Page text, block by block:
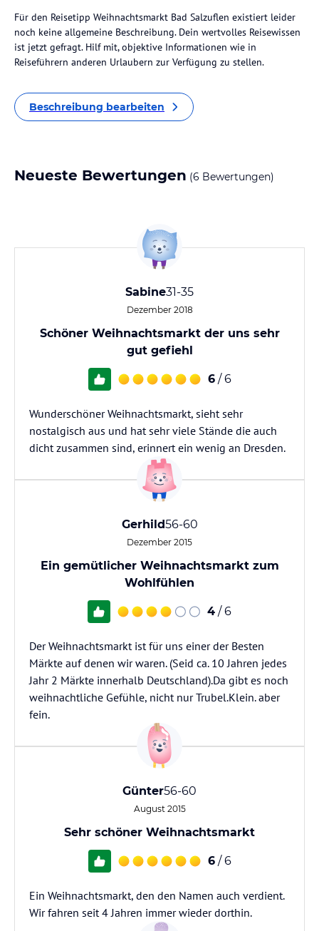
Für den Reisetipp Weihnachtsmarkt Bad Salzuflen existiert leider
noch keine allgemeine Beschreibung. Dein wertvolles Reisewissen
ist jetzt gefragt. Hilf mit, objektive Informationen wie in
Reiseführern anderen Urlaubern zur Verfügung zu stellen.
Beschreibung bearbeiten
Neueste Bewertungen (6 Bewertungen)
Sabine31-35
Dezember 2018
Schöner Weihnachtsmarkt der uns sehr
gut gefiehl
6 / 6
Wunderschöner Weihnachtsmarkt, sieht sehr
nostalgisch aus und hat sehr viele Stände die auch
dicht zusammen sind, erinnert ein wenig an Dresden.
Gerhild56-60
Dezember 2015
Ein gemütlicher Weihnachtsmarkt zum
Wohlfühlen
4 / 6
Der Weihnachtsmarkt ist für uns einer der Besten
Märkte auf denen wir waren. (Seid ca. 10 Jahren jedes
Jahr 2 Märkte innerhalb Deutschland).Da gibt es noch
weihnachtliche Gefühle, nicht nur Trubel.Klein. aber
fein.
Günter56-60
August 2015
Sehr schöner Weihnachtsmarkt
6 / 6
Ein Weihnachtsmarkt, den den Namen auch verdient.
Wir fahren seit 4 Jahren immer wieder dorthin.